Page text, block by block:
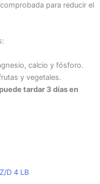
para reducir el
calcio y fósforo.
y vegetales.
tardar 3 días en